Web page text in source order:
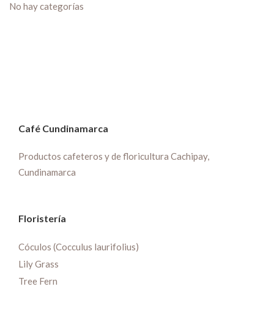
No hay categorías
Café Cundinamarca
Productos cafeteros y de floricultura Cachipay,
Cundinamarca
Floristería
Cóculos (Cocculus laurifolius)
Lily Grass
Tree Fern